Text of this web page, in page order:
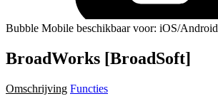
Bubble Mobile beschikbaar voor: iOS/Android
BroadWorks [BroadSoft]
Omschrijving Functies